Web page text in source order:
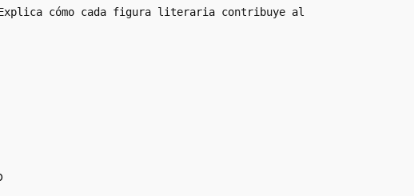
cómo cada figura literaria contribuye al